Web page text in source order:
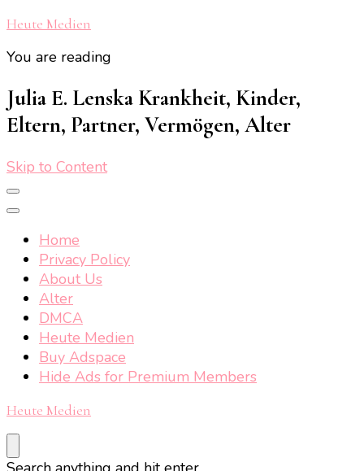
Heute Medien
You are reading
Julia E. Lenska Krankheit, Kinder,
Eltern, Partner, Vermögen, Alter
Skip to Content
Home
Privacy Policy
About Us
Alter
DMCA
Heute Medien
Buy Adspace
Hide Ads for Premium Members
Heute Medien
Looking